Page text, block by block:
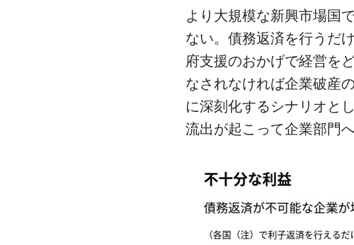
より大規模な新興市場国
ない。債務返済を行うだ
府支援のおかげで経営を
なされなければ企業破産
に深刻化するシナリオと
流出が起こって企業部門